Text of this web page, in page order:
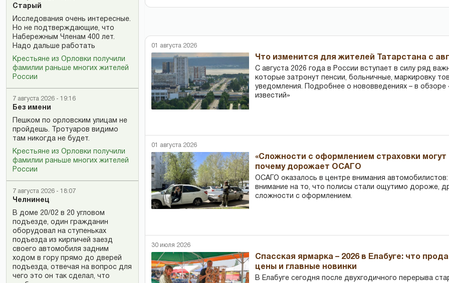
Старый
Исследования очень интересные.
Но не подтверждающие, что
Набережным Членам 400 лет.
Надо дальше работать
Крестьяне из Орловки получили
фамилии раньше многих жителей
России
7 августа 2026 - 19:16
Без имени
Пешком по орловским улицам не
пройдешь. Тротуаров видимо
там никогда не будет.
Крестьяне из Орловки получили
фамилии раньше многих жителей
России
7 августа 2026 - 18:07
Челнинец
В доме 20/02 в 20 угловом
подъезде, один гражданин
оборудовал на ступеньках
подъезда из кирпичей заезд
своего автомобиля задним
ходом в гору прямо до дверей
подъезда, отвечая на вопрос для
чего это он так сделал, что
01 августа 2026
Что изменится для жителей Татарстана с
С августа 2026 года в России вступает в силу ряд
которые затронут пенсии, больничные, маркировку
уведомления. Подробнее о нововведениях – в обзоре
известий»
01 августа 2026
«Сложности с оформлением страховки могут
почему дорожает ОСАГО
ОСАГО оказалось в центре внимания
внимание на то, что полисы стали ощутимо дороже,
сложности с оформлением.
30 июля 2026
Спасская ярмарка – 2026 в Елабуге: что
цены и главные новинки
В Елабуге сегодня после двухгодичного перерыва